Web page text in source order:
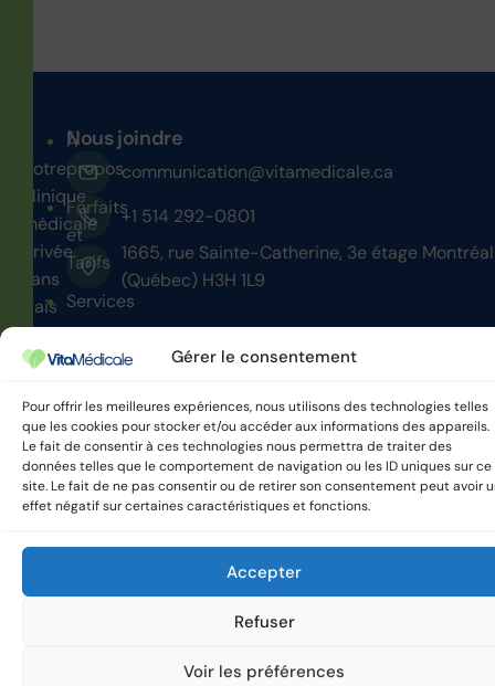
Gérer le consentement
Pour offrir les meilleures expériences, nous utilisons des technologies telles
que les cookies pour stocker et/ou accéder aux informations des appareils.
Le fait de consentir à ces technologies nous permettra de traiter des
données telles que le comportement de navigation ou les ID uniques sur ce
site. Le fait de ne pas consentir ou de retirer son consentement peut avoir
effet négatif sur certaines caractéristiques et fonctions.
Accepter
Refuser
Voir les préférences
Votre
clinique
médicale
privée
sans
frais
d’adhésion.
À
propos
Forfaits
et
Tarifs
Services
joindre
Soyez
vigilant
Nous joindre
communication@vitamedicale.ca
+1 514 292-0801
1665, rue Sainte-Catherine, 3e étage Montréal
(Québec) H3H 1L9
droits réservés.